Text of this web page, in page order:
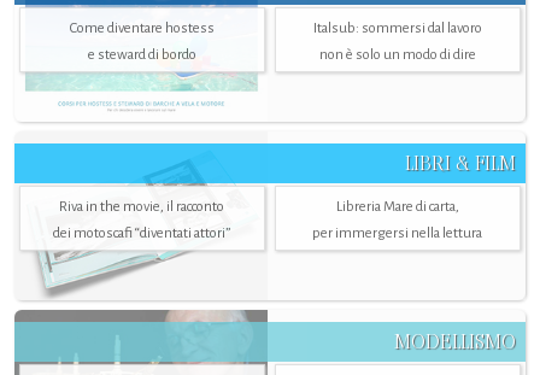
Come diventare hostess
e steward di bordo
Italsub: sommersi dal lavoro
non è solo un modo di dire
LIBRI & FILM
Riva in the movie, il racconto
dei motoscafi “diventati attori”
Libreria Mare di carta,
per immergersi nella lettura
MODELLISMO